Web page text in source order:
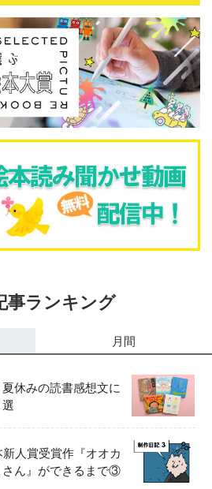
事ランキング
月間
休みの読書感想文に
人賞受賞作『オオカ
さん』ができるまで③